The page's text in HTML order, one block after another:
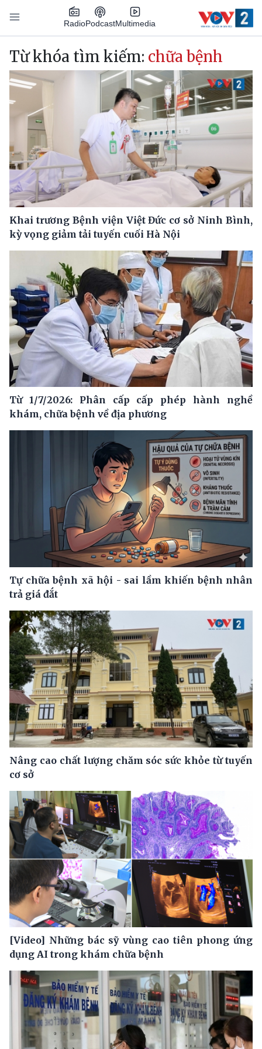
Nhảy đến nội dung
RadioPodcastMultimedia
Main navigation
Từ khóa tìm kiếm: chữa bệnh
Khai trương Bệnh viện Việt Đức cơ sở Ninh Bình,
kỳ vọng giảm tải tuyến cuối Hà Nội
Từ 1/7/2026: Phân cấp cấp phép hành nghề
khám, chữa bệnh về địa phương
Tự chữa bệnh xã hội - sai lầm khiến bệnh nhân
trả giá đắt
Nâng cao chất lượng chăm sóc sức khỏe từ tuyến
cơ sở
[Video] Những bác sỹ vùng cao tiên phong ứng
dụng AI trong khám chữa bệnh